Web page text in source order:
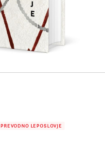
PREVODNO LEPOSLOVJE